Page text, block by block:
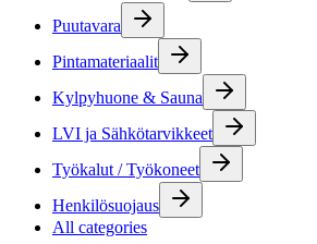
Puutavara
Pintamateriaalit
Kylpyhuone & Sauna
LVI ja Sähkötarvikkeet
Työkalut / Työkoneet
Henkilösuojaus
All categories